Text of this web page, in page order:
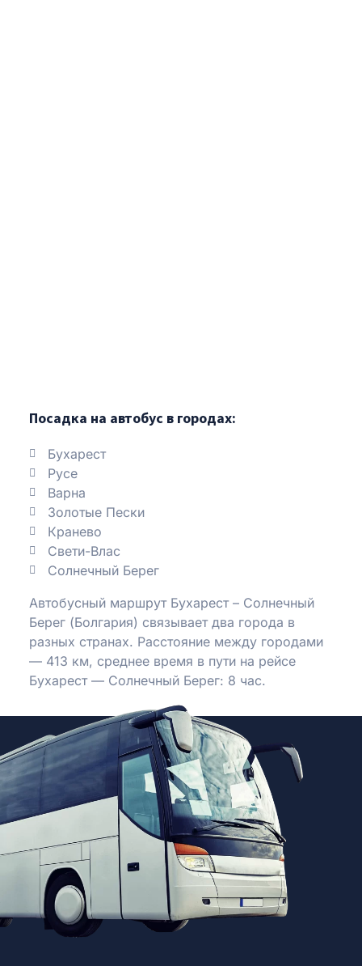
Посадка на автобус в городах:
Бухарест
Русе
Варна
Золотые Пески
Кранево
Свети-Влас
Солнечный Берег
Автобусный маршрут Бухарест – Солнечный
Берег (Болгария) связывает два города в
разных странах. Расстояние между городами
— 413 км, среднее время в пути на рейсе
Бухарест — Солнечный Берег: 8 час.